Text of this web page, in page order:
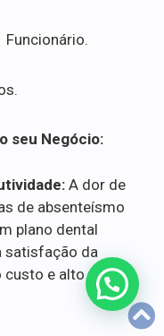
Funcionário.
seu Negócio:
A dor de
de absenteísmo
plano dental
satisfação da
custo e alto valor